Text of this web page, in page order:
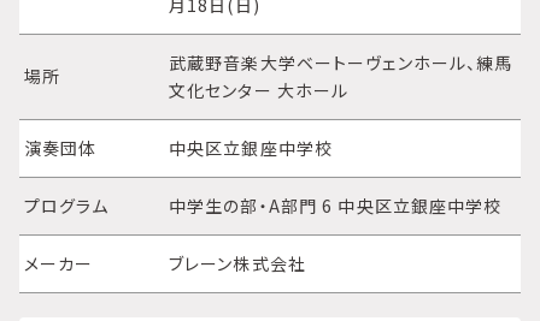
場所
武蔵野音楽大学ベートーヴェンホール、練馬
文化センター 大ホール
演奏団体 中央区立銀座中学校
プログラム 中学生の部・A部門 6 中央区立銀座中学校
メーカー ブレーン株式会社